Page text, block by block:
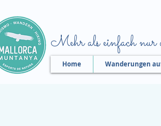
Mehr als einfach nur
Home Wanderungen